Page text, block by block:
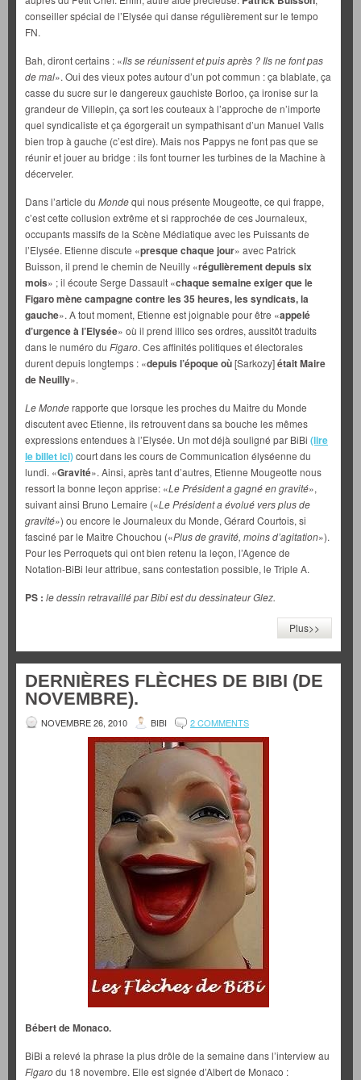
conseiller spécial de l’Elysée qui danse régulièrement sur le tempo
FN.
Bah, diront certains : «Ils se réunissent et puis après ? Ils ne font pas
de mal». Oui des vieux potes autour d’un pot commun : ça blablate, ça
casse du sucre sur le dangereux gauchiste Borloo, ça ironise sur la
grandeur de Villepin, ça sort les couteaux à l’approche de n’importe
quel syndicaliste et ça égorgerait un sympathisant d’un Manuel Valls
bien trop à gauche (c’est dire). Mais nos Pappys ne font pas que se
réunir et jouer au bridge : ils font tourner les turbines de la Machine à
décerveler.
Dans l’article du Mondequi nous présente Mougeotte, ce qui frappe,
c’est cette collusion extrême et si rapprochée de ces Journaleux,
occupants massifs de la Scène Médiatique avec les Puissants de
l’Elysée. Etienne discute «presque chaque jour» avec Patrick
Buisson, il prend le chemin de Neuilly «régulièrement depuis six
mois» ; il écoute Serge Dassault «chaque semaine exiger que le
Figaro mène campagne contre les 35 heures, les syndicats, la
gauche». A tout moment, Etienne est joignable pour être «appelé
d’urgence à l’Elysée» où il prend illico ses ordres, aussitôt traduits
dans le numéro du Figaro. Ces affinités politiques et électorales
durent depuis longtemps : «depuis l’époque où[Sarkozy]était Maire
de Neuilly».
Le Monderapporte que lorsque les proches du Maitre du Monde
discutent avec Etienne, ils retrouvent dans sa bouche les mêmes
expressions entendues à l’Elysée. Un mot déjà souligné par BiBi (lire
le billet ici)court dans les cours de Communication élyséenne du
lundi. «Gravité». Ainsi, après tant d’autres, Etienne Mougeotte nous
ressort la bonne leçon apprise: «Le Président a gagné en gravité»,
suivant ainsi Bruno Lemaire («Le Président a évolué vers plus de
gravité») ou encore le Journaleux du Monde, Gérard Courtois, si
fasciné par le Maître Chouchou («Plus de gravité, moins d’agitation»).
Pour les Perroquets qui ont bien retenu la leçon, l’Agence de
Notation-BiBi leur attribue, sans contestation possible, le Triple A.
PS : le dessin retravaillé par Bibi est du dessinateur Glez.
Plus>>
DERNIÈRES FLÈCHES DE BIBI (DE
NOVEMBRE).
NOVEMBRE 26, 2010 BIBI 2 COMMENTS
Bébert de Monaco.
BiBi a relevé la phrase la plus drôle de la semaine dans l’interview au
Figarodu 18 novembre. Elle est signée d’Albert de Monaco :